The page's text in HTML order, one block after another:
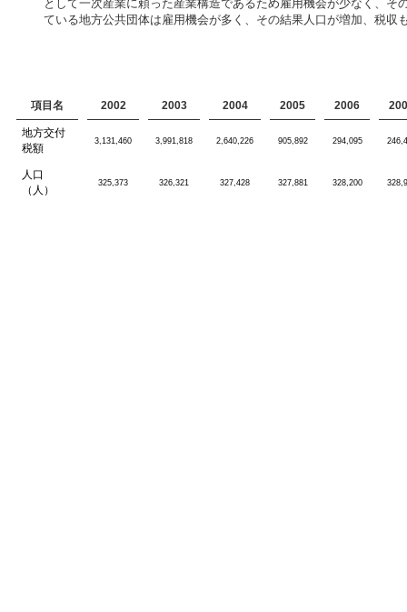
として一次産業に頼った産業構造であるため雇用機会が少なく、
ている地方公共団体は雇用機会が多く、その結果人口が増加、税
項目名 2002 2003 2004 2005 2006
地方交付
税額
3,131,460 3,991,818 2,640,226 905,892 294,095
人口
（人）
325,373 326,321 327,428 327,881 328,200